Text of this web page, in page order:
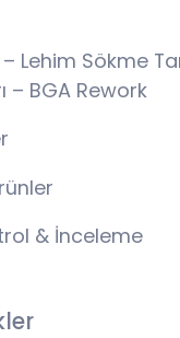
Lehim Sökme
– BGA Rework
& İnceleme